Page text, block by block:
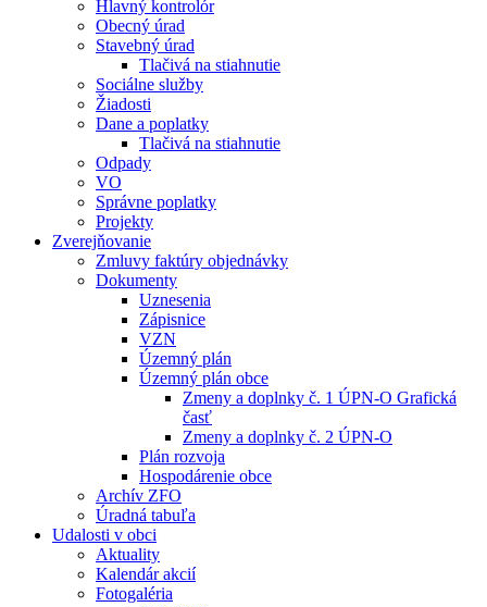
Hlavný kontrolór
Obecný úrad
Stavebný úrad
Tlačivá na stiahnutie
Sociálne služby
Žiadosti
Dane a poplatky
Tlačivá na stiahnutie
Odpady
VO
Správne poplatky
Projekty
Zverejňovanie
Zmluvy faktúry objednávky
Dokumenty
Uznesenia
Zápisnice
VZN
Územný plán
Územný plán obce
Zmeny a doplnky č. 1 ÚPN-O Grafická
časť
Zmeny a doplnky č. 2 ÚPN-O
Plán rozvoja
Hospodárenie obce
Archív ZFO
Úradná tabuľa
Udalosti v obci
Aktuality
Kalendár akcií
Fotogaléria